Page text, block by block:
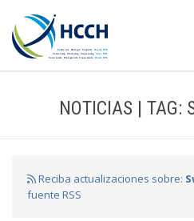
NOTICIAS | TAG:
Reciba actualizaciones sobre:
fuente RSS